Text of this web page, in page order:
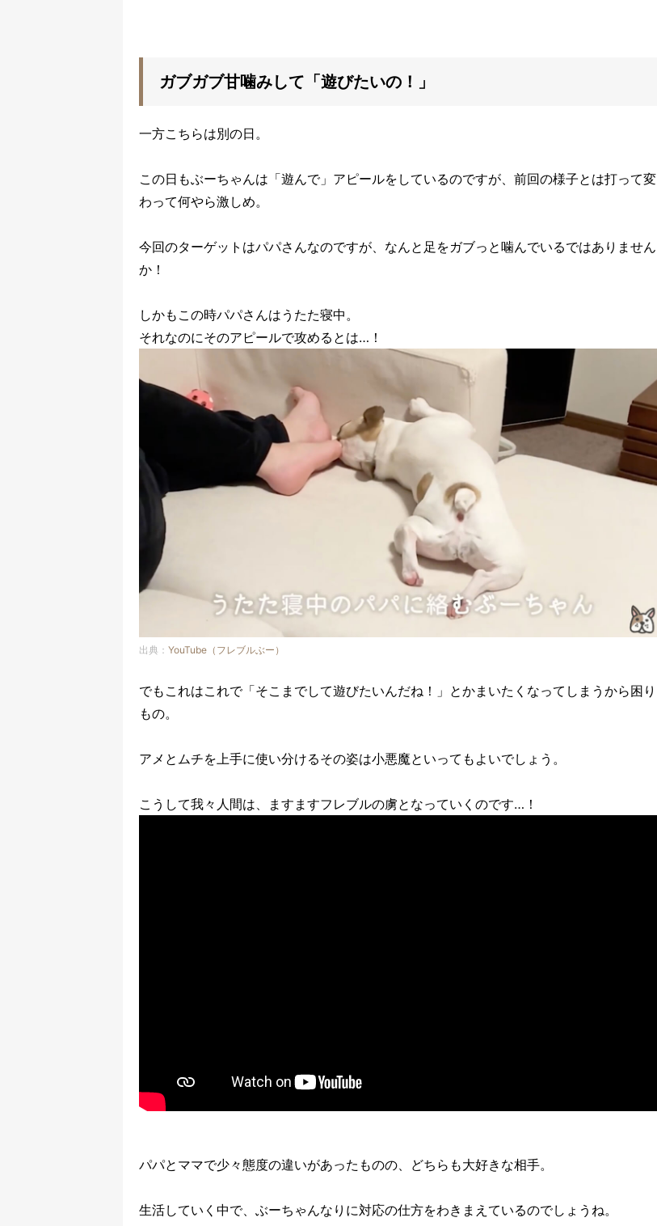
ガブガブ甘噛みして「遊びたいの！」
一方こちらは別の日。
この日もぶーちゃんは「遊んで」アピールをしているのですが、前回の様子とは打って変
わって何やら激しめ。
今回のターゲットはパパさんなのですが、なんと足をガブっと噛んでいるではありません
か！
しかもこの時パパさんはうたた寝中。
それなのにそのアピールで攻めるとは…！
出典： YouTube（フレブルぶー）
でもこれはこれで「そこまでして遊びたいんだね！」とかまいたくなってしまうから困り
もの。
アメとムチを上手に使い分けるその姿は小悪魔といってもよいでしょう。
こうして我々人間は、ますますフレブルの虜となっていくのです…！
パパとママで少々態度の違いがあったものの、どちらも大好きな相手。
生活していく中で、ぶーちゃんなりに対応の仕方をわきまえているのでしょうね。